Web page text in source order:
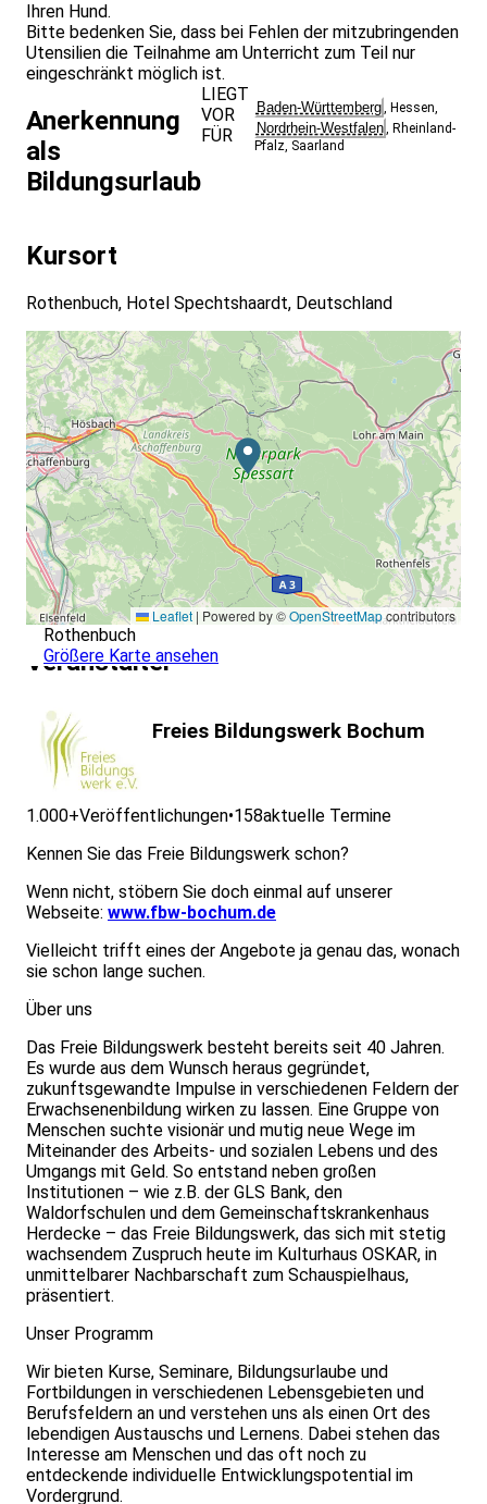
Ihren Hund.
Bitte bedenken Sie, dass bei Fehlen der mitzubringenden
Utensilien die Teilnahme am Unterricht zum Teil nur
eingeschränkt möglich ist.
Anerkennung
als
Bildungsurlaub
LIEGT
VOR
FÜR
Baden-Württemberg, Hessen,
Nordrhein-Westfalen, Rheinland-
Pfalz, Saarland
Kursort
Rothenbuch, Hotel Spechtshaardt, Deutschland
Leaflet | Powered by ©OpenStreetMapcontributors
Rothenbuch
Größere Karte ansehen
Veranstalter
Freies Bildungswerk Bochum
1.000+Veröffentlichungen•158aktuelle Termine
Kennen Sie das Freie Bildungswerk schon?
Wenn nicht, stöbern Sie doch einmal auf unserer
Webseite: www.fbw-bochum.de
Vielleicht trifft eines der Angebote ja genau das, wonach
sie schon lange suchen.
Über uns
Das Freie Bildungswerk besteht bereits seit 40 Jahren.
Es wurde aus dem Wunsch heraus gegründet,
zukunftsgewandte Impulse in verschiedenen Feldern der
Erwachsenenbildung wirken zu lassen. Eine Gruppe von
Menschen suchte visionär und mutig neue Wege im
Miteinander des Arbeits- und sozialen Lebens und des
Umgangs mit Geld. So entstand neben großen
Institutionen – wie z.B. der GLS Bank, den
Waldorfschulen und dem Gemeinschaftskrankenhaus
Herdecke – das Freie Bildungswerk, das sich mit stetig
wachsendem Zuspruch heute im Kulturhaus OSKAR, in
unmittelbarer Nachbarschaft zum Schauspielhaus,
präsentiert.
Unser Programm
Wir bieten Kurse, Seminare, Bildungsurlaube und
Fortbildungen in verschiedenen Lebensgebieten und
Berufsfeldern an und verstehen uns als einen Ort des
lebendigen Austauschs und Lernens. Dabei stehen das
Interesse am Menschen und das oft noch zu
entdeckende individuelle Entwicklungspotential im
Vordergrund.